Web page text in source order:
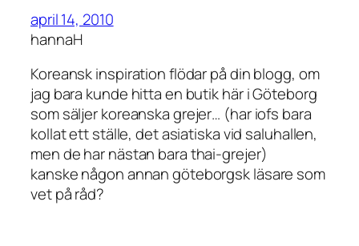
april 14, 2010
hannaH
Koreansk inspiration flödar på din blogg, om
jag bara kunde hitta en butik här i Göteborg
som säljer koreanska grejer… (har iofs bara
kollat ett ställe, det asiatiska vid saluhallen,
men de har nästan bara thai-grejer)
kanske någon annan göteborgsk läsare som
vet på råd?